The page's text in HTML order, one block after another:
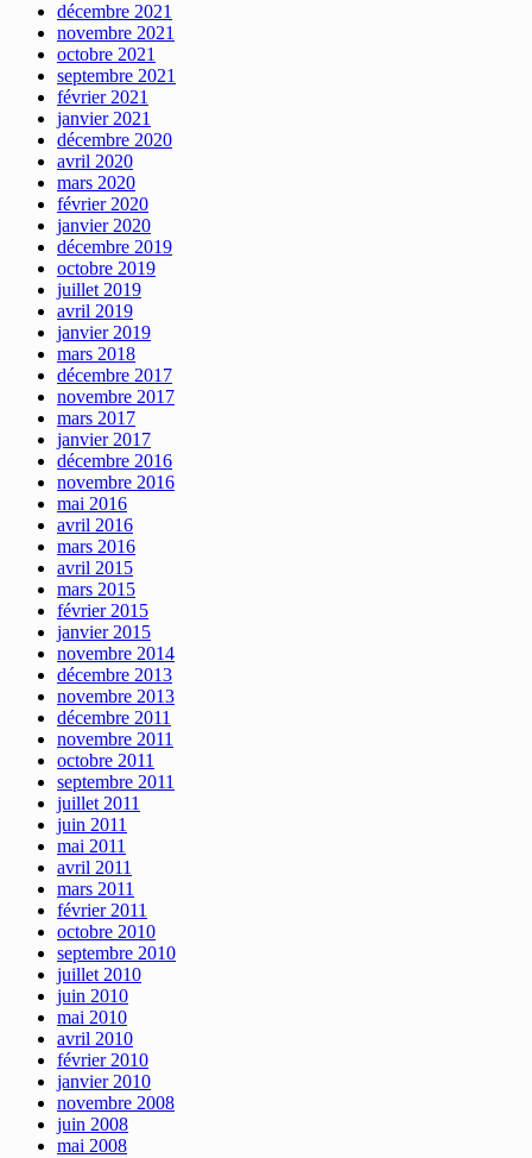
décembre 2021
novembre 2021
octobre 2021
septembre 2021
février 2021
janvier 2021
décembre 2020
avril 2020
mars 2020
février 2020
janvier 2020
décembre 2019
octobre 2019
juillet 2019
avril 2019
janvier 2019
mars 2018
décembre 2017
novembre 2017
mars 2017
janvier 2017
décembre 2016
novembre 2016
mai 2016
avril 2016
mars 2016
avril 2015
mars 2015
février 2015
janvier 2015
novembre 2014
décembre 2013
novembre 2013
décembre 2011
novembre 2011
octobre 2011
septembre 2011
juillet 2011
juin 2011
mai 2011
avril 2011
mars 2011
février 2011
octobre 2010
septembre 2010
juillet 2010
juin 2010
mai 2010
avril 2010
février 2010
janvier 2010
novembre 2008
juin 2008
mai 2008